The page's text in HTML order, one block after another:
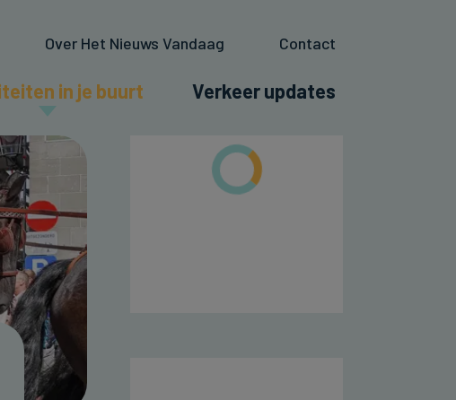
Over Het Nieuws Vandaag Contact
in je buurt Verkeer updates